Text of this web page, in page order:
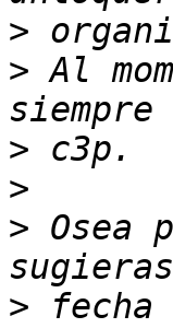
>
> Al
>
>
> Osea
> fecha